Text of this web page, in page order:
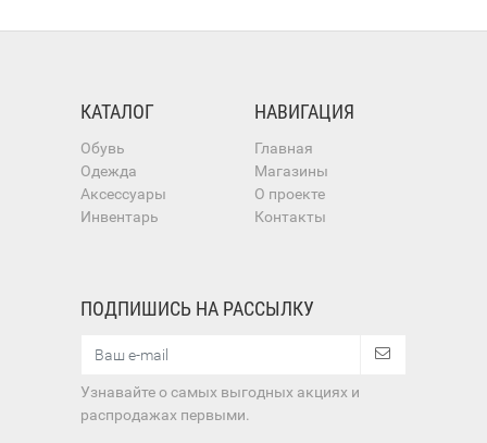
КАТАЛОГ
Обувь
Одежда
Аксессуары
Инвентарь
НАВИГАЦИЯ
Главная
Магазины
О проекте
Контакты
ПОДПИШИСЬ НА РАССЫЛКУ
Узнавайте о самых выгодных акциях и
распродажах первыми.